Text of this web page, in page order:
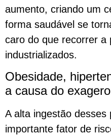
aumento, criando um
forma saudável se
caro do que recorrer a
industrializados.
Obesidade,
a causa do exagero
A alta ingestão desses
importante fator de